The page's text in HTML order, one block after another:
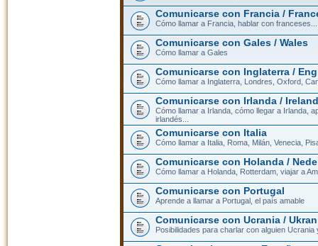
Comunicarse con Francia /
Cómo llamar a Francia, hablar con franceses...
Comunicarse con Gales / Wales
Cómo llamar a Gales
Comunicarse con Inglaterra /
Cómo llamar a Inglaterra, Londres, Oxford,
Comunicarse con Irlanda / Ireland
Cómo llamar a Irlanda, cómo llegar a Irlanda,
irlandés...
Comunicarse con Italia
Cómo llamar a Italia, Roma, Milán, Venecia,
Comunicarse con Holanda /
Cómo llamar a Holanda, Rotterdam, viajar a
Comunicarse con Portugal
Aprende a llamar a Portugal, el país amable
Comunicarse con Ucrania /
Posibilidades para charlar con alguien Ucrania